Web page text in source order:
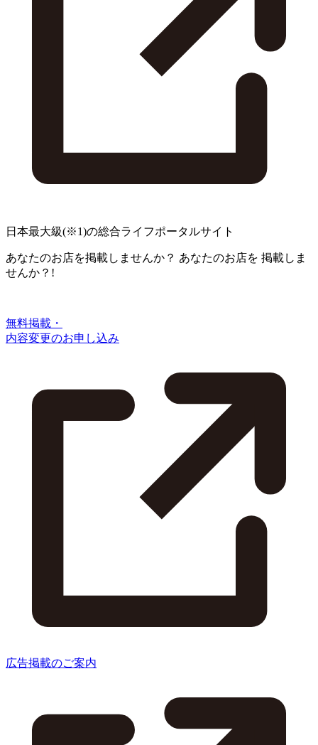
日本最大級(※1)の総合ライフポータルサイト
あなたのお店を掲載しませんか？ あなたのお店を 掲載しま
せんか？!
無料掲載・
内容変更のお申し込み
広告掲載のご案内